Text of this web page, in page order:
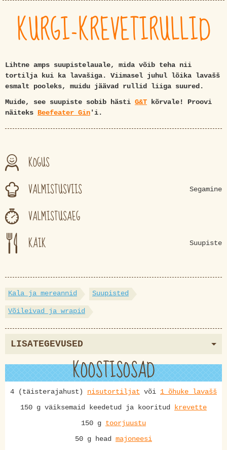
KURGI-KREVETIRULLID
Lihtne amps suupistelauale, mida võib teha nii
tortilja kui ka lavašiga. Viimasel juhul lõika lavašš
esmalt pooleks, muidu jäävad rullid liiga suured.
Muide, see suupiste sobib hästi G&T kõrvale! Proovi
näiteks Beefeater Gin'i.
KOGUS
VALMISTUSVIIS
Segamine
VALMISTUSAEG
KÄIK
Suupiste
Kala ja mereannid Suupisted
Võileivad ja wrapid
LISATEGEVUSED
KOOSTISOSAD
4 (täisterajahust) nisutortiljat või 1 õhuke lavašš
150 g väiksemaid keedetud ja kooritud
krevette
150 g toorjuustu
50 g head majoneesi